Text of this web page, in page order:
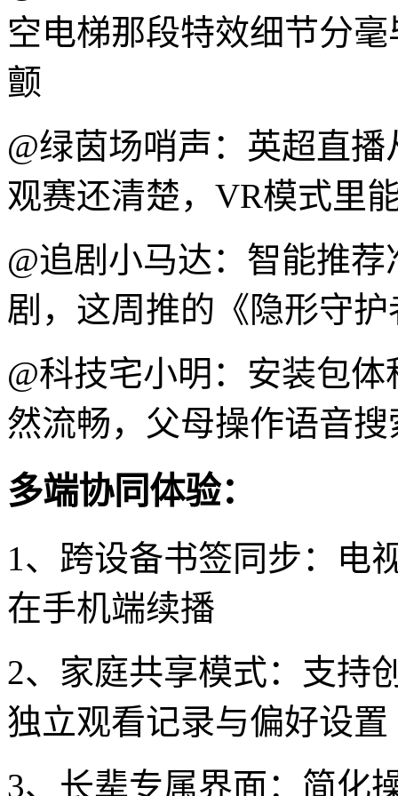
空电梯那段特效细节分
颤
@绿茵场哨声：英超直
观赛还清楚，VR模式里
@追剧小马达：智能推
剧，这周推的《隐形守
@科技宅小明：安装包
然流畅，父母操作语音
多端协同体验：
1、跨设备书签同步：电
在手机端续播
2、家庭共享模式：支持
独立观看记录与偏好设置
3、长辈专属界面：简化